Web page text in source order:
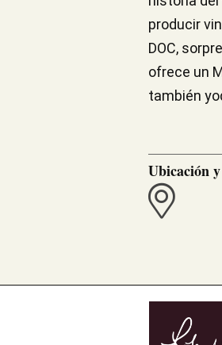
producir
DOC,
ofrece un
también
Ubicación